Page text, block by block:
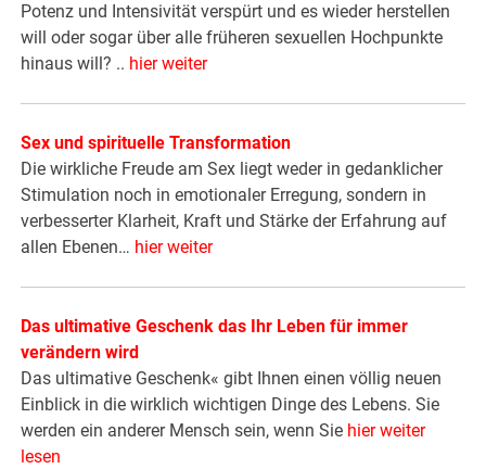
Potenz und Intensivität verspürt und es wieder herstellen
will oder sogar über alle früheren sexuellen Hochpunkte
hinaus will? .. hier weiter
Sex und spirituelle Transformation
Die wirkliche Freude am Sex liegt weder in gedanklicher
Stimulation noch in emotionaler Erregung, sondern in
verbesserter Klarheit, Kraft und Stärke der Erfahrung auf
allen Ebenen… hier weiter
Das ultimative Geschenk das Ihr Leben für immer
verändern wird
Das ultimative Geschenk« gibt Ihnen einen völlig neuen
Einblick in die wirklich wichtigen Dinge des Lebens. Sie
werden ein anderer Mensch sein, wenn Sie hier weiter
lesen